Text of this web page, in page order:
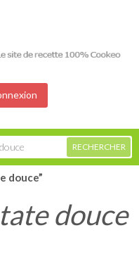
douce”
douce